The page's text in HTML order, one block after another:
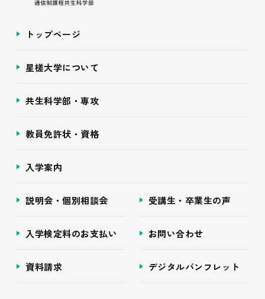
トップページ
星槎大学について
共生科学部・専攻
教員免許状・資格
入学案内
説明会・個別相談会 受講生・卒業生の声
入学検定料のお支払い お問い合わせ
資料請求 デジタルパンフレット